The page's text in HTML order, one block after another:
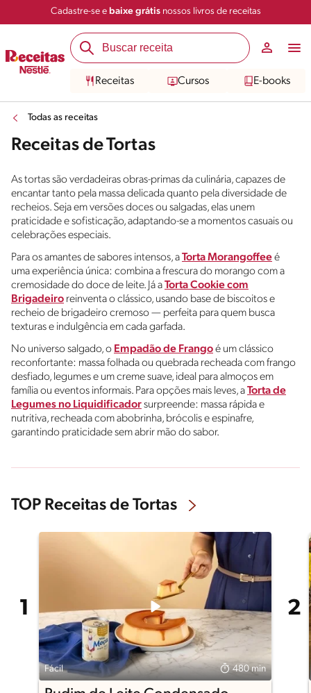
Cadastre-se e baixe grátisnossos livros de receitas
Receitas Cursos E-books
Todas as receitas
Receitas de Tortas
As tortas são verdadeiras obras-primas da culinária, capazes de
encantar tanto pela massa delicada quanto pela diversidade de
recheios. Seja em versões doces ou salgadas, elas unem
praticidade e sofisticação, adaptando-se a momentos casuais ou
celebrações especiais.
Para os amantes de sabores intensos, aTorta Morangoffeeé
uma experiência única: combina a frescura do morango com a
cremosidade do doce de leite. Já aTorta Cookie com
Brigadeiro reinventa o clássico, usando base de biscoitos e
recheio de brigadeiro cremoso — perfeita para quem busca
texturas e indulgência em cada garfada.
No universo salgado, o Empadão de Frangoé um clássico
reconfortante: massa folhada ou quebrada recheada com frango
desfiado, legumes e um creme suave, ideal para almoços em
família ou eventos informais. Para opções mais leves, aTorta de
Legumes no Liquidificadorsurpreende: massa rápida e
nutritiva, recheada com abobrinha, brócolis e espinafre,
garantindo praticidade sem abrir mão do sabor.
TOP Receitas de Tortas
Fácil 480 min